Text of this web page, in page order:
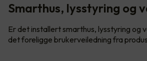
Smarthus, lysstyring og
Er det installert smarthus, lysstyring og
det foreligge brukerveiledning fra